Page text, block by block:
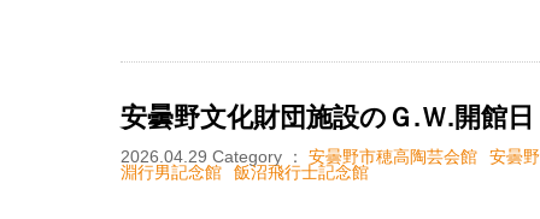
安曇野文化財団施設のＧ.Ｗ.開館日
2026.04.29 Category ： 安曇野市穂高陶芸会館
安曇
淵行男記念館
飯沼飛行士記念館